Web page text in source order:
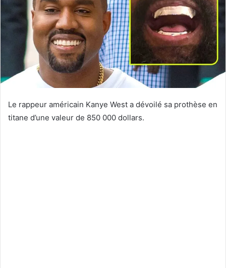
Le rappeur américain Kanye West a dévoilé sa prothèse en
titane d’une valeur de 850 000 dollars.